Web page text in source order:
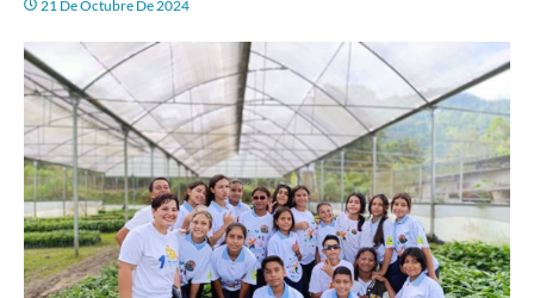
21 De Octubre De 2024